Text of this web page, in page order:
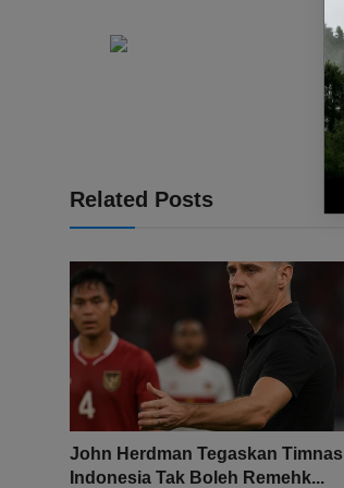
Related Posts
John Herdman Tegaskan Timnas
Indonesia Tak Boleh Remehk...